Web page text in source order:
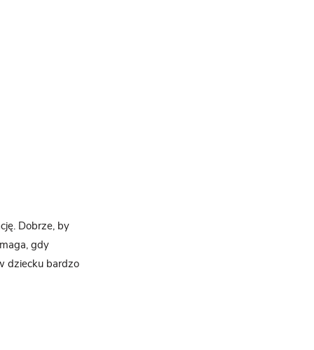
Dobrze, by
gdy
dziecku bardzo